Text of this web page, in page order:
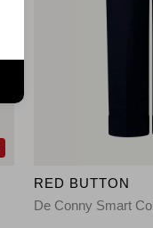
RED BUTTON
De Conny Smart